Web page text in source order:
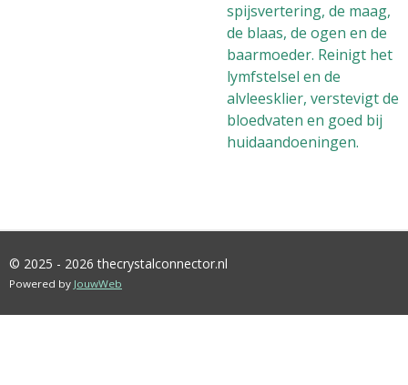
spijsvertering, de maag,
de blaas, de ogen en de
baarmoeder. Reinigt het
lymfstelsel en de
alvleesklier, verstevigt de
bloedvaten en goed bij
huidaandoeningen.
© 2025 - 2026 thecrystalconnector.nl
Powered by JouwWeb